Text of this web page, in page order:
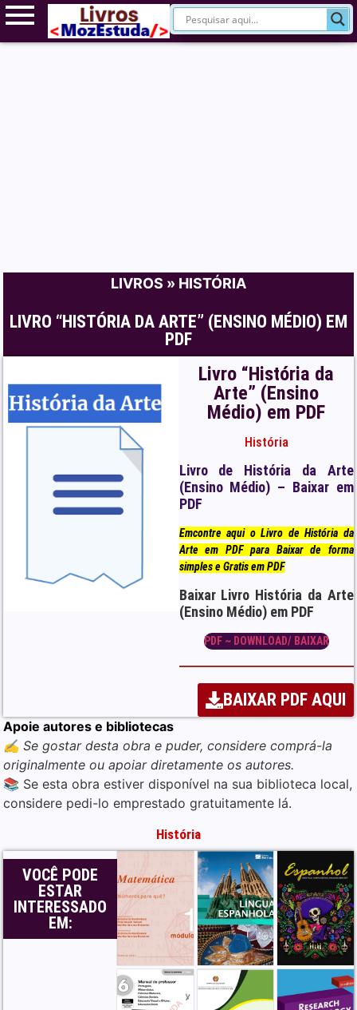
LIVROS » HISTÓRIA
LIVRO “HISTÓRIA DA ARTE” (ENSINO MÉDIO) EM
PDF
Livro “História da
Arte” (Ensino
Médio) em PDF
História
Livro de História da Arte
(Ensino Médio) – Baixar em
PDF
Emcontre aqui o Livro de História da
Arte em PDF para Baixar de forma
simples e Gratis em PDF
Baixar Livro História da Arte
(Ensino Médio) em PDF
PDF ~ DOWNLOAD/ BAIXAR
BAIXAR PDF AQUI
Apoie autores e bibliotecas
✍️ Se gostar desta obra e puder, considere comprá-la
originalmente ou apoiar diretamente os autores.
📚 Se esta obra estiver disponível na sua biblioteca local,
considere pedi-lo emprestado gratuitamente lá.
História
VOCÊ PODE
ESTAR
INTERESSADO
EM: